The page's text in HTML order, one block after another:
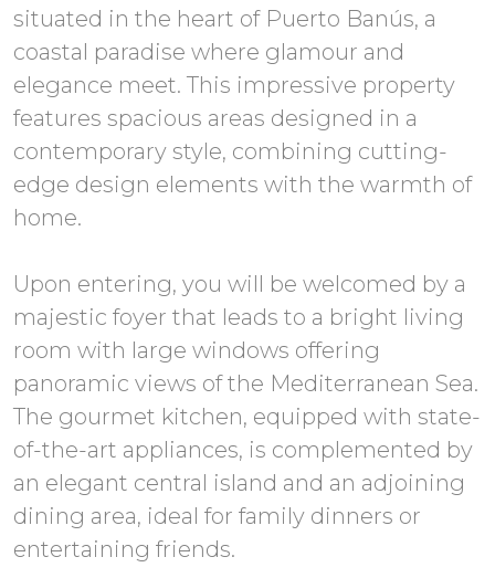
situated in the heart of Puerto Banús, a
coastal paradise where glamour and
elegance meet. This impressive property
features spacious areas designed in a
contemporary style, combining cutting-
edge design elements with the warmth of
home.
Upon entering, you will be welcomed by a
majestic foyer that leads to a bright living
room with large windows offering
panoramic views of the Mediterranean Sea.
The gourmet kitchen, equipped with state-
of-the-art appliances, is complemented by
an elegant central island and an adjoining
dining area, ideal for family dinners or
entertaining friends.